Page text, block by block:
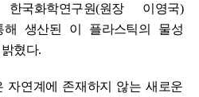
한국화학연구원(원장 이영국)
생산된 이 플라스틱의 물성
혔다.
자연계에 존재하지 않는 새로운